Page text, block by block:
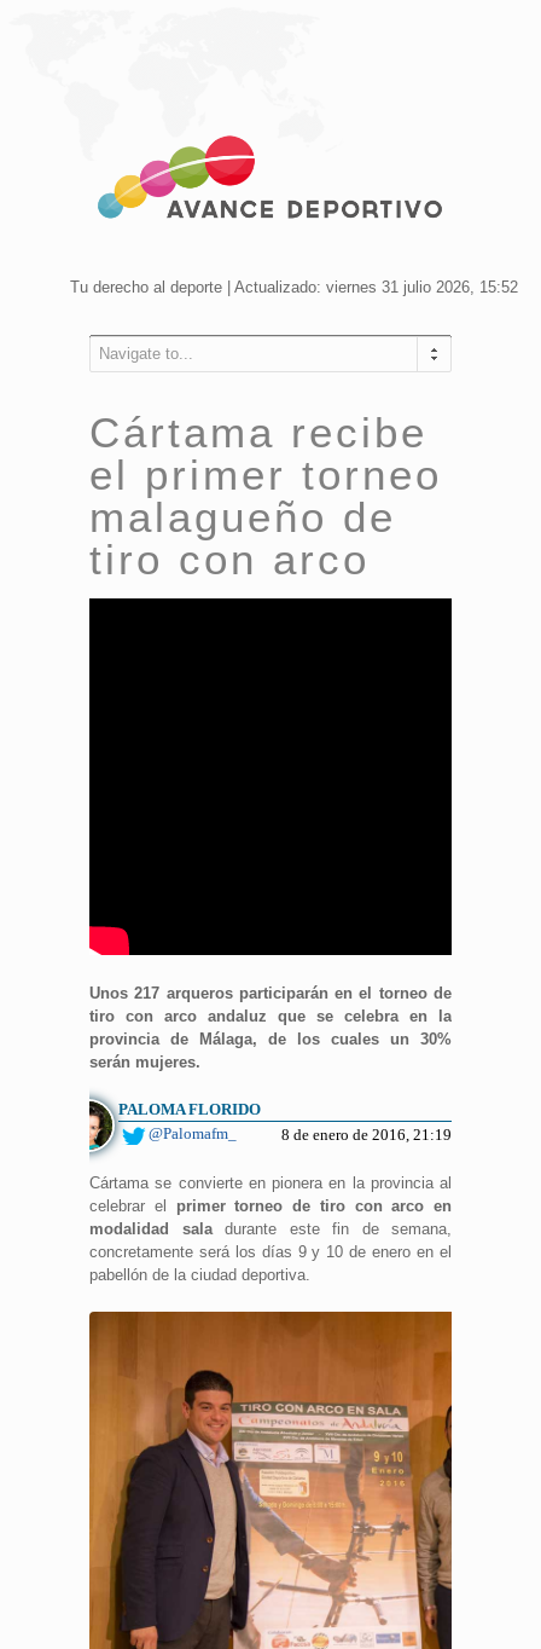
Tu derecho al deporte | Actualizado: viernes 31 julio 2026, 15:52
Navigate to...
Cártama recibe
el primer torneo
malagueño de
tiro con arco
Unos 217 arqueros participarán en el torneo de
tiro con arco andaluz que se celebra en la
provincia de Málaga, de los cuales un 30%
serán mujeres.
PALOMA FLORIDO
@Palomafm_
8 de enero de 2016, 21:19
Cártama se convierte en pionera en la provincia al
celebrar el primer torneo de tiro con arco en
modalidad saladurante este fin de semana,
concretamente será los días 9 y 10 de enero en el
pabellón de la ciudad deportiva.